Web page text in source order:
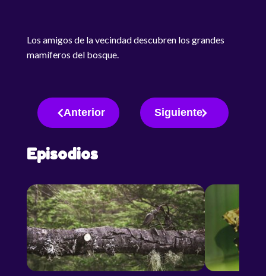
Los amigos de la vecindad descubren los grandes
mamíferos del bosque.
Anterior Siguiente
Episodios